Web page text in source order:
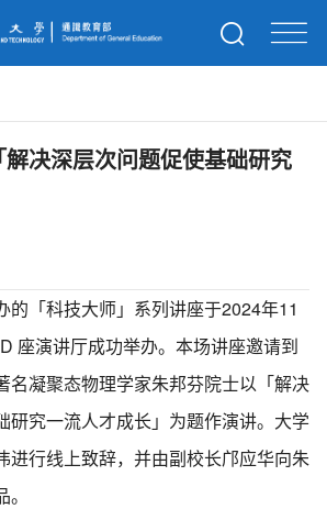
决深层次问题促使基础研究
的「科技大师」系列讲座于2024年11
座演讲厅成功举办。本场讲座邀请到
名凝聚态物理学家朱邦芬院士以「解决
研究一流人才成长」为题作演讲。大学
进行线上致辞，并由副校长邝应华向朱